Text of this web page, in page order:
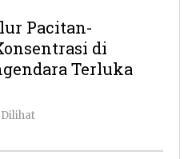
Pacitan-
di
Terluka
Dilihat